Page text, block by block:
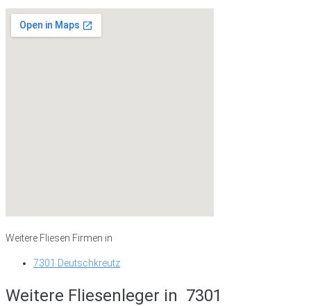
Weitere Fliesen Firmen in
7301 Deutschkreutz
Weitere Fliesenleger in 7301